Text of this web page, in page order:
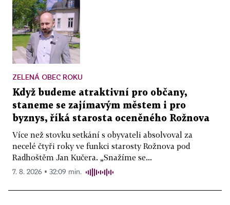
ZELENÁ OBEC ROKU
Když budeme atraktivní pro občany,
staneme se zajímavým městem i pro
byznys, říká starosta oceněného Rožnova
Více než stovku setkání s obyvateli absolvoval za
necelé čtyři roky ve funkci starosty Rožnova pod
Radhoštěm Jan Kučera. „Snažíme se...
7. 8. 2026 ▪ 32:09 min.